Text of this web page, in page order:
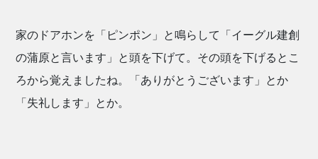
家のドアホンを「ピンポン」と鳴らして「イーグル建創
の蒲原と言います」と頭を下げて。その頭を下げるとこ
ろから覚えましたね。「ありがとうございます」とか
「失礼します」とか。